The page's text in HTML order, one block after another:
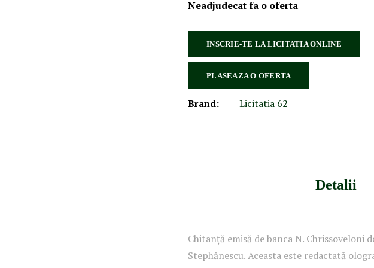
Neadjudecat fa o oferta
INSCRIE-TE LA LICITATIA ONLINE
PLASEAZA O OFERTA
Brand: Licitatia 62
Detalii
Chitanță emisă de banca N. Chrissoveloni
Stephănescu. Aceasta este redactată